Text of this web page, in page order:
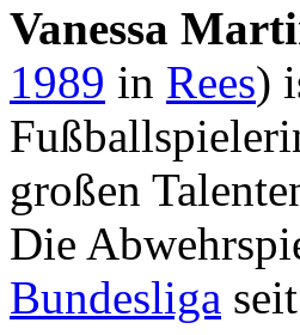
Vanessa
1989 in Rees)
großen
Die
Bundesliga